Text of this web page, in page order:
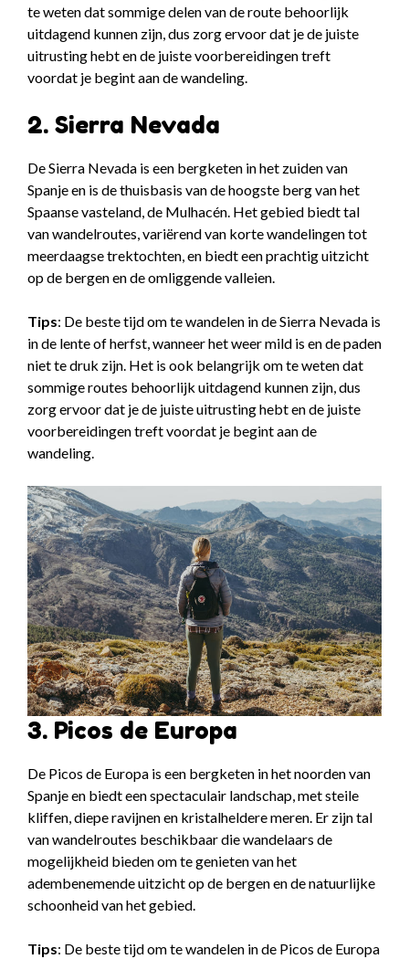
te weten dat sommige delen van de route behoorlijk
uitdagend kunnen zijn, dus zorg ervoor dat je de juiste
uitrusting hebt en de juiste voorbereidingen treft
voordat je begint aan de wandeling.
2. Sierra Nevada
De Sierra Nevada is een bergketen in het zuiden van
Spanje en is de thuisbasis van de hoogste berg van het
Spaanse vasteland, de Mulhacén. Het gebied biedt tal
van wandelroutes, variërend van korte wandelingen tot
meerdaagse trektochten, en biedt een prachtig uitzicht
op de bergen en de omliggende valleien.
Tips: De beste tijd om te wandelen in de Sierra Nevada is
in de lente of herfst, wanneer het weer mild is en de paden
niet te druk zijn. Het is ook belangrijk om te weten dat
sommige routes behoorlijk uitdagend kunnen zijn, dus
zorg ervoor dat je de juiste uitrusting hebt en de juiste
voorbereidingen treft voordat je begint aan de
wandeling.
3. Picos de Europa
De Picos de Europa is een bergketen in het noorden van
Spanje en biedt een spectaculair landschap, met steile
kliffen, diepe ravijnen en kristalheldere meren. Er zijn tal
van wandelroutes beschikbaar die wandelaars de
mogelijkheid bieden om te genieten van het
adembenemende uitzicht op de bergen en de natuurlijke
schoonheid van het gebied.
Tips: De beste tijd om te wandelen in de Picos de Europa